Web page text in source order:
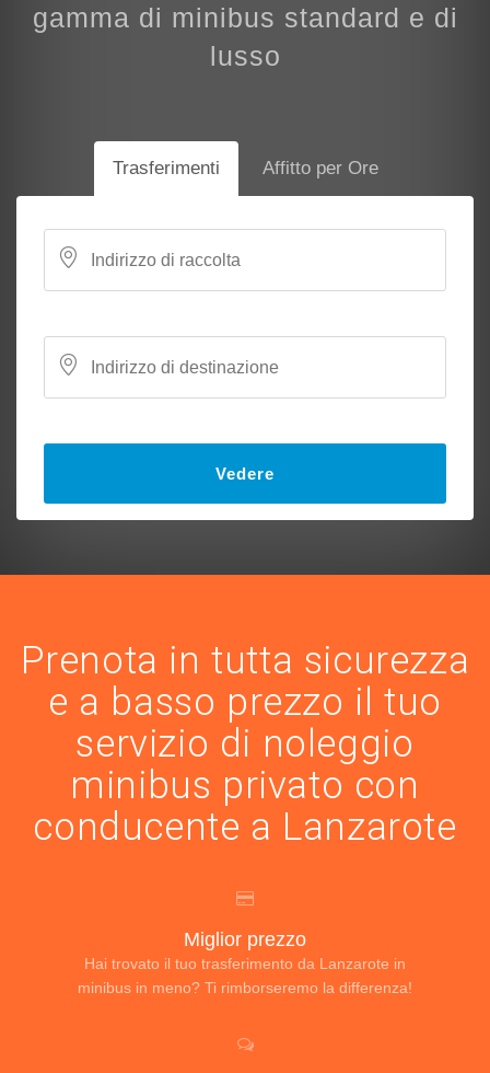
gamma di minibus standard e di
lusso
Trasferimenti Affitto per Ore
Vedere
Prenota in tutta sicurezza
e a basso prezzo il tuo
servizio di noleggio
minibus privato con
conducente a Lanzarote
Miglior prezzo
Hai trovato il tuo trasferimento da Lanzarote in
minibus in meno? Ti rimborseremo la differenza!